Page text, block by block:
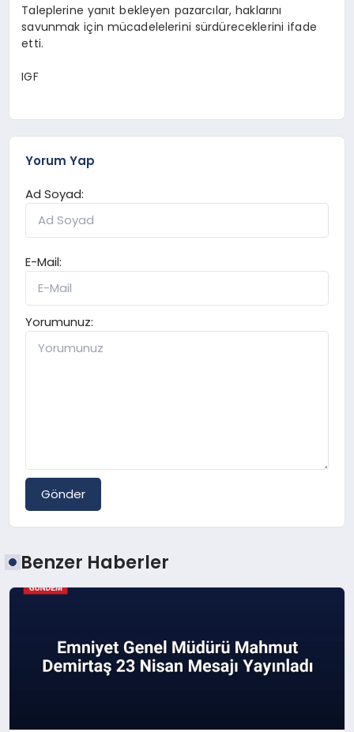
Taleplerine yanıt bekleyen pazarcılar, haklarını
savunmak için mücadelelerini sürdüreceklerini ifade
etti.
IGF
Yorum Yap
Ad Soyad:
E-Mail:
Yorumunuz:
Gönder
Benzer Haberler